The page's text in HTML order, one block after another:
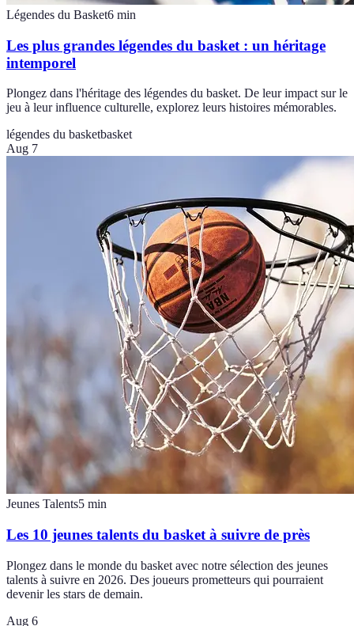
Légendes du Basket6 min
Les plus grandes légendes du basket : un héritage
intemporel
Plongez dans l'héritage des légendes du basket. De leur impact sur le
jeu à leur influence culturelle, explorez leurs histoires mémorables.
légendes du basketbasket
Aug 7
Jeunes Talents5 min
Les 10 jeunes talents du basket à suivre de près
Plongez dans le monde du basket avec notre sélection des jeunes
talents à suivre en 2026. Des joueurs prometteurs qui pourraient
devenir les stars de demain.
Aug 6